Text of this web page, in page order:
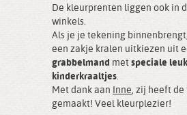
De kleurprenten liggen ook in
winkels.
Als je je tekening
een zakje kralen uitkiezen uit
grabbelmand met speciale
kinderkraaltjes.
Met dank aan
Inne, zij heeft de
gemaakt! Veel kleurplezier!